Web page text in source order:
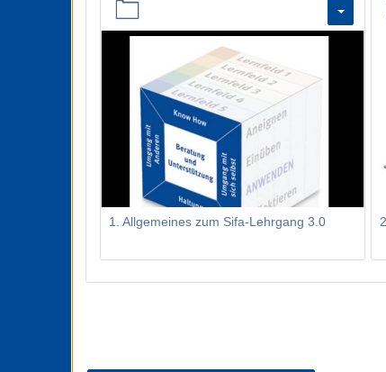
1. Allgemeines zum Sifa-Lehrgang 3.0